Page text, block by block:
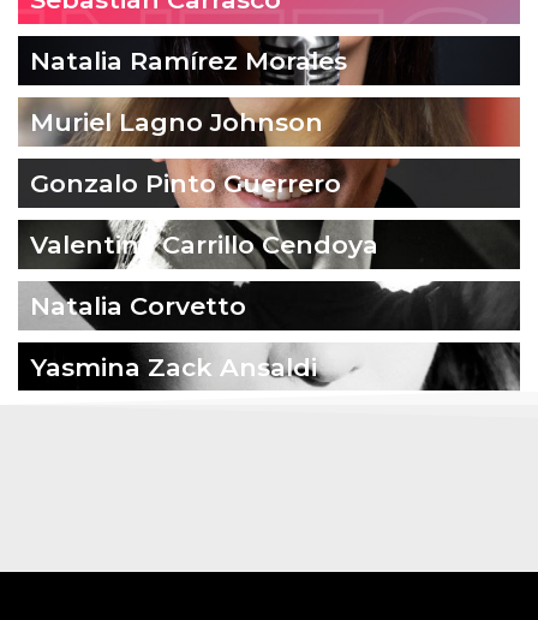
Natalia Ramírez Morales
Muriel Lagno Johnson
Gonzalo Pinto Guerrero
Valentina Carrillo Cendoya
Natalia Corvetto
Yasmina Zack Ansaldi